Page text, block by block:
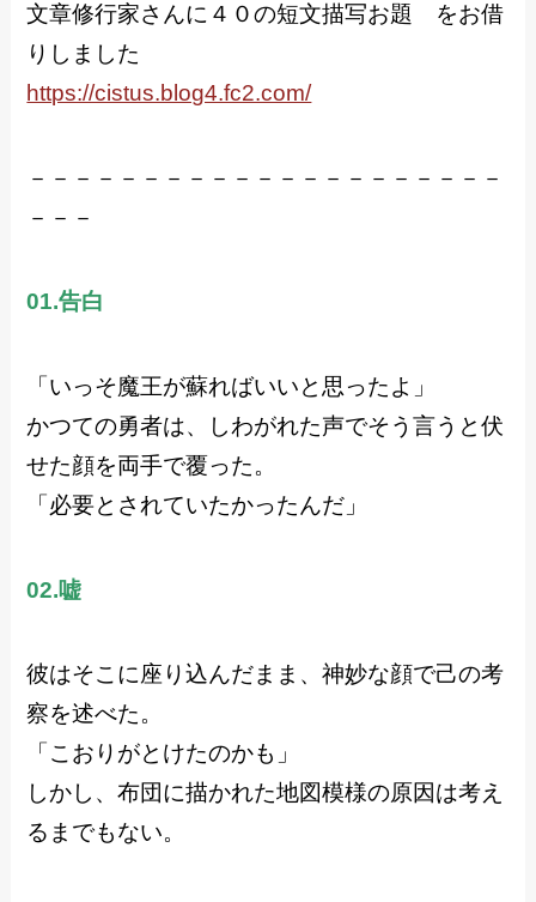
文章修行家さんに４０の短文描写お題 をお借
りしました
https://cistus.blog4.fc2.com/
－－－－－－－－－－－－－－－－－－－－－
－－－
01.告白
「いっそ魔王が蘇ればいいと思ったよ」
かつての勇者は、しわがれた声でそう言うと伏
せた顔を両手で覆った。
「必要とされていたかったんだ」
02.嘘
彼はそこに座り込んだまま、神妙な顔で己の考
察を述べた。
「こおりがとけたのかも」
しかし、布団に描かれた地図模様の原因は考え
るまでもない。